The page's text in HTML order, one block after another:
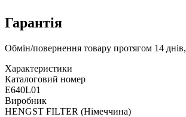
Гарантія
Обмін/повернення товару протягом 14 днів,
Характеристики
Каталоговий номер
E640L01
Виробник
HENGST FILTER (Німеччина)